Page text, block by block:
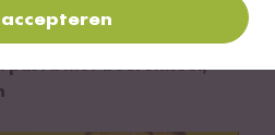
pasta met boerenkool,